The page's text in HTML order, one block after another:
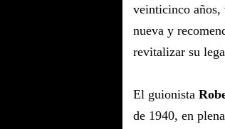
veinticinco años,
nueva y
revitalizar su
El guionista
de 1940, en